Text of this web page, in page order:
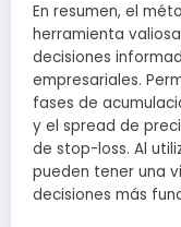
En resumen, el
herramienta
decisiones
empresariales.
fases de
y el spread de
de stop-loss. Al
pueden tener una
decisiones más